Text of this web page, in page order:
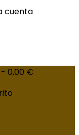
cuenta
0,00 €